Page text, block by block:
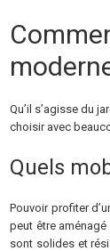
Qu’il s’agisse du
choisir avec
Quels
Pouvoir profiter
peut être aménagé
sont solides et